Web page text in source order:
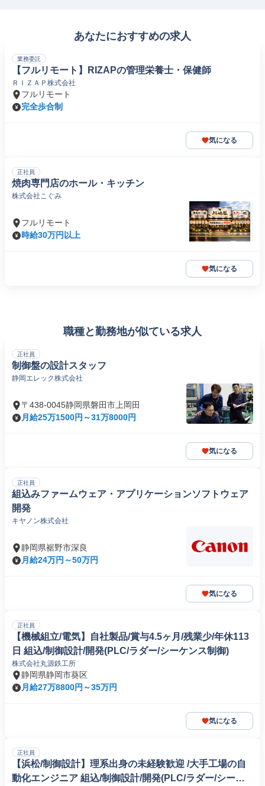
あなたにおすすめの求人
業務委託
【フルリモート】RIZAPの管理栄養士・保健師
ＲＩＺＡＰ株式会社
フルリモート
完全歩合制
気になる
正社員
焼肉専門店のホール・キッチン
株式会社こぐみ
フルリモート
時給30万円以上
気になる
職種と勤務地が似ている求人
正社員
制御盤の設計スタッフ
静岡エレック株式会社
〒438-0045静岡県磐田市上岡田
月給25万1500円～31万8000円
気になる
正社員
組込みファームウェア・アプリケーションソフトウェア
開発
キヤノン株式会社
静岡県裾野市深良
月給24万円～50万円
気になる
正社員
【機械組立/電気】自社製品/賞与4.5ヶ月/残業少/年休113
日 組込/制御設計/開発(PLC/ラダー/シーケンス制御)
株式会社丸源鉄工所
静岡県静岡市葵区
月給27万8800円～35万円
気になる
正社員
【浜松/制御設計】理系出身の未経験歓迎 /大手工場の自
動化エンジニア 組込/制御設計/開発(PLC/ラダー/シーケ